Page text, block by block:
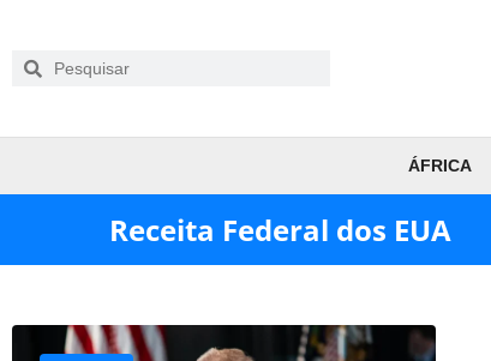
ÁFRICA
Receita Federal dos EUA